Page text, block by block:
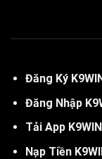
Đăng Ký K
Đăng Nhập
Tải App K9WIN
Nạp Tiền